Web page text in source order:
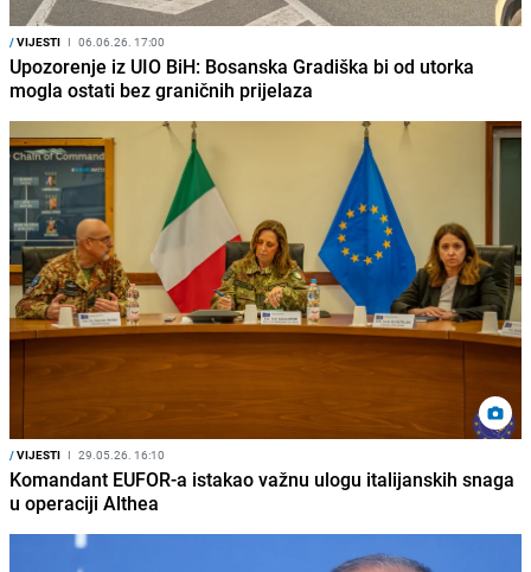
/VIJESTI I 06.06.26. 17:00
Upozorenje iz UIO BiH: Bosanska Gradiška bi od utorka
mogla ostati bez graničnih prijelaza
/VIJESTI I 29.05.26. 16:10
Komandant EUFOR-a istakao važnu ulogu italijanskih snaga
u operaciji Althea